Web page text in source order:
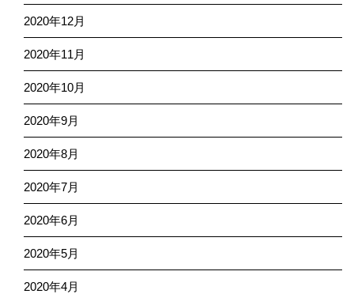
2020年12月
2020年11月
2020年10月
2020年9月
2020年8月
2020年7月
2020年6月
2020年5月
2020年4月